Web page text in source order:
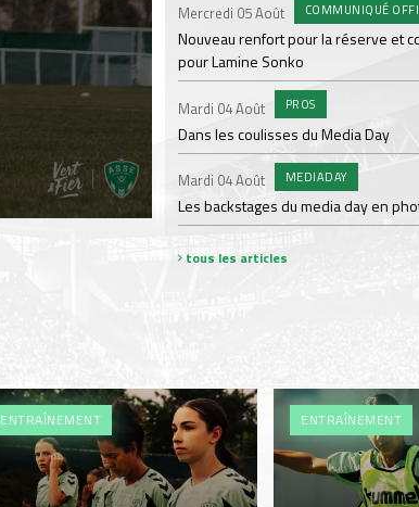
Mercredi 05 Août COMMUNIQUÉ
Nouveau renfort pour la réserve et
pour Lamine Sonko
Mardi 04 Août PROS
Dans les coulisses du Media Day
Mardi 04 Août MEDIADAY
Les backstages du media day en
tous les articles
ENTRAÎNEMENT ENTRAÎNEMENT